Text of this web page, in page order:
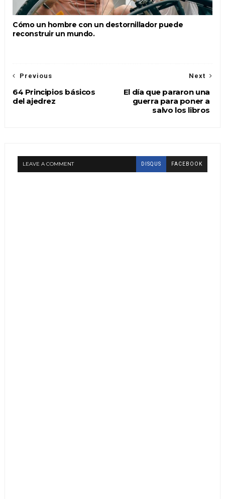
Cómo un hombre con un destornillador puede
reconstruir un mundo.
Next
El día que pararon una
guerra para poner a
salvo los libros
Previous
64 Principios básicos
del ajedrez
LEAVE A COMMENT DISQUS FACEBOOK